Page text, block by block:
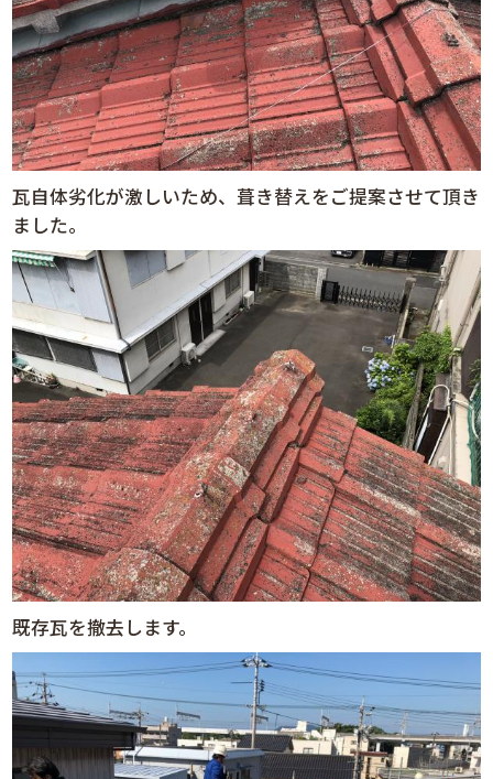
瓦自体劣化が激しいため、葺き替えをご提案させて頂き
ました。
既存瓦を撤去します。